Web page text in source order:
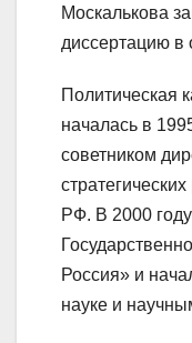
Москалькова
диссертацию в
Политическая
началась в
советником
РФ. В 2000
Россия» и
науке и